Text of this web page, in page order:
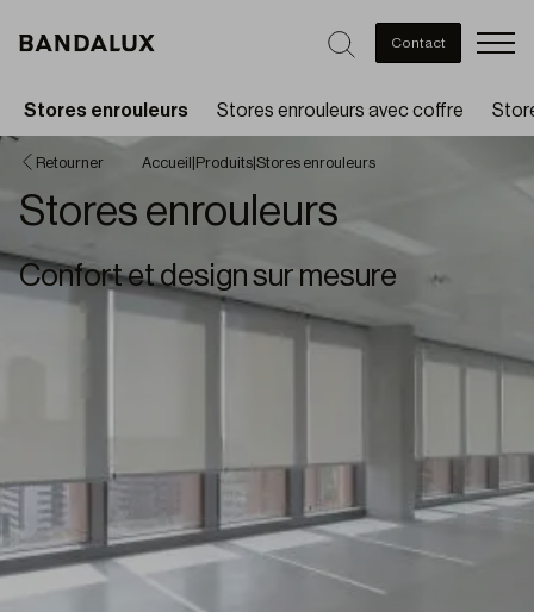
Contact
Stores enrouleurs Stores enrouleurs avec coffre
Retourner Accueil Produits Stores enrouleurs
Stores enrouleurs
Confort et design sur mesure